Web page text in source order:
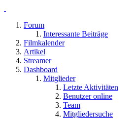
Forum
Interessante Beiträge
Filmkalender
Artikel
Streamer
Dashboard
Mitglieder
Letzte Aktivitäten
Benutzer online
Team
Mitgliedersuche